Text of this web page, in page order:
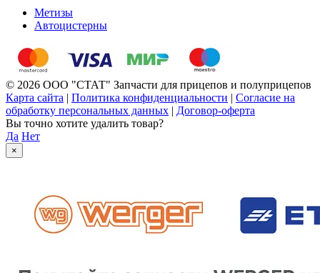
Метизы
Автоцистерны
© 2026 ООО "СТАТ" Запчасти для прицепов и полуприцепов
Карта сайта | Политика конфиденциальности | Согласие на
обработку персональных данных | Договор-оферта
Вы точно хотите удалить товар?
Да Нет
×